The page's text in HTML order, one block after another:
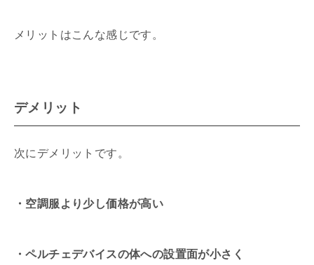
メリットはこんな感じです。
デメリット
次にデメリットです。
・空調服より少し価格が高い
・ペルチェデバイスの体への設置面が小さく